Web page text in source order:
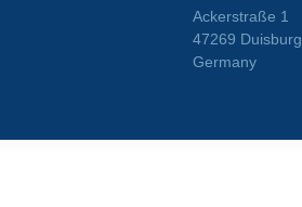
Ackerstraße 1
47269 Duisburg
Germany